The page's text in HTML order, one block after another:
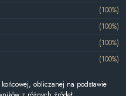
(100%)
(100%)
(100%)
(100%)
obliczanej na podstawie